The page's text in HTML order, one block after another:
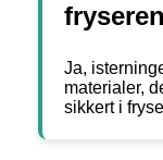
Ja,
materialer,
sikkert i